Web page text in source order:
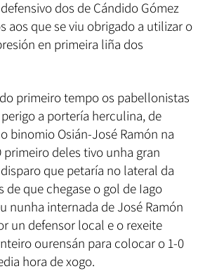
dos de Cándido Gómez
aos que se viu obrigado a utilizar o
en primeira liña dos
primeiro tempo os pabellonistas
a portería herculina, de
binomio Osián-José Ramón na
primeiro deles tivo unha gran
que petaría no lateral da
de que chegase o gol de Iago
nunha internada de José Ramón
un defensor local e o rexeite
ourensán para colocar o 1-0
hora de xogo.